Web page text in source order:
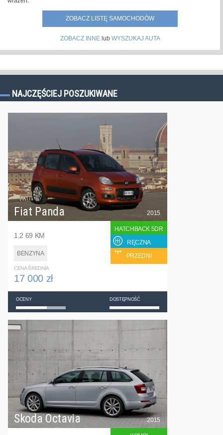
ZOBACZ LISTĘ SAMOCHODÓW
ZOBACZ INNElub WYSZUKAJ AUTA
NAJCZĘŚCIEJ POSZUKIWANE
Fiat Panda
1.2 69 KM
BENZYNA
2015
HATCHBACK 5DR
RĘCZNA
PRZEDNI
CENA ŚREDNIA
17 000 zł
OCENY DOSTĘPNOŚĆ
Skoda Octavia 2015